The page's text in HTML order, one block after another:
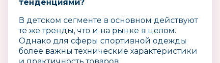
тенденциями?
В детском сегменте в основном действуют
те же тренды, что и на рынке в целом.
Однако для сферы спортивной одежды
более важны технические характеристики